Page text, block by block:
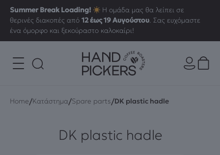
Summer Break Loading!
Η ομάδα μας θα λείπει σε
θερινές διακοπές από12 έως 19 Αυγούστου. Σας ευχόμαστε
ένα όμορφο και ξεκούραστο καλοκαίρι!
Home/Κατάστημα/Spare parts/DK plastic hadle
DK plastic hadle